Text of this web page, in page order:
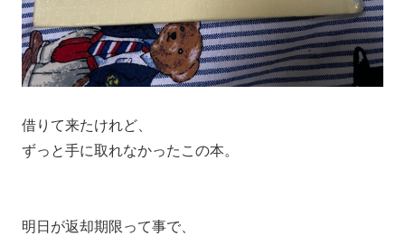
借りて来たけれど、
ずっと手に取れなかったこの本。
明日が返却期限って事で、